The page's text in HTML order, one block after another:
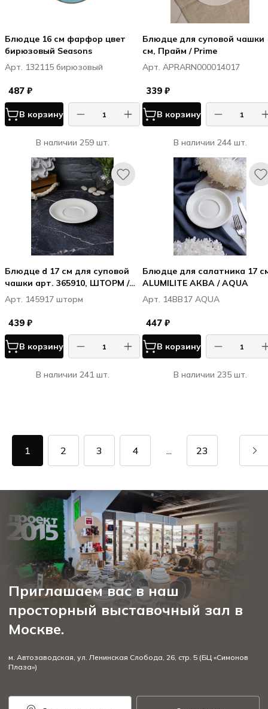
Блюдце 16 см фарфор цвет
бирюзовый Seasons
Арт. 132115 бирюзовый
487 ₽
В корзину
В наличии 259 шт.
Блюдце для суповой чашки
см, Прайм / Prime
Арт. APRARN000014017
339 ₽
В корзину
В наличии 244 шт.
Блюдце d 17 см для суповой
чашки арт. 365910, ШТОРМ /
STORM
Арт. 145917 шторм
439 ₽
В корзину
В наличии 241 шт.
Блюдце для салатника 17
ALUMILITE АКВА / AQUA
Арт. 14BB17 AQUA
447 ₽
В корзину
В наличии 235 шт.
1 2 3 4 ... 23
Приглашаем вас в наш
просторный выставочный зал в
Москве.
м. Автозаводская, ул. Ленинская Слобода, 26, стр. 5 (БЦ «Симонов
Плаза»)